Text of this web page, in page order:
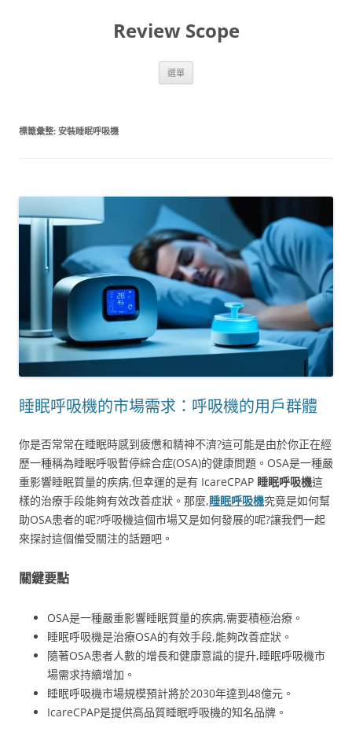
Review Scope
選單
標籤彙整: 安裝睡眠呼吸機
睡眠呼吸機的市場需求：呼吸機的用戶群體
你是否常常在睡眠時感到疲憊和精神不濟?這可能是由於你正在經
歷一種稱為睡眠呼吸暫停綜合症(OSA)的健康問題。OSA是一種嚴
重影響睡眠質量的疾病,但幸運的是有 IcareCPAP 睡眠呼吸機這
樣的治療手段能夠有效改善症狀。那麼,睡眠呼吸機究竟是如何幫
助OSA患者的呢?呼吸機這個市場又是如何發展的呢?讓我們一起
來探討這個備受關注的話題吧。
關鍵要點
OSA是一種嚴重影響睡眠質量的疾病,需要積極治療。
睡眠呼吸機是治療OSA的有效手段,能夠改善症狀。
隨著OSA患者人數的增長和健康意識的提升,睡眠呼吸機市
場需求持續增加。
睡眠呼吸機市場規模預計將於2030年達到48億元。
IcareCPAP是提供高品質睡眠呼吸機的知名品牌。